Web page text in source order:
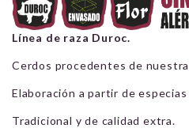
Línea de raza Duroc.
Cerdos procedentes de
Elaboración a partir de
Tradicional y de calidad extra.